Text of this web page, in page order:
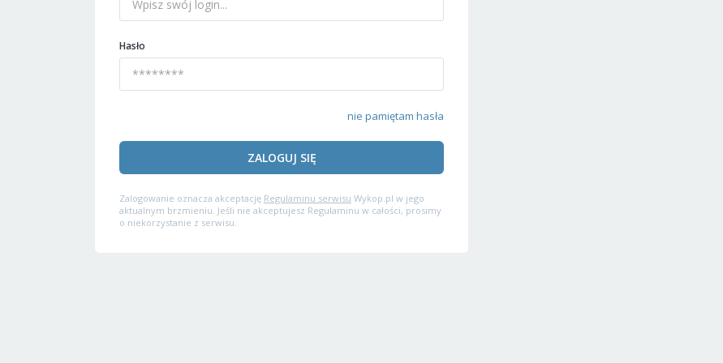
Hasło
nie pamiętam hasła
ZALOGUJ SIĘ
Zalogowanie oznacza akceptację Regulaminu serwisu Wykop.pl w jego
aktualnym brzmieniu. Jeśli nie akceptujesz Regulaminu w całości, prosimy
o niekorzystanie z serwisu.